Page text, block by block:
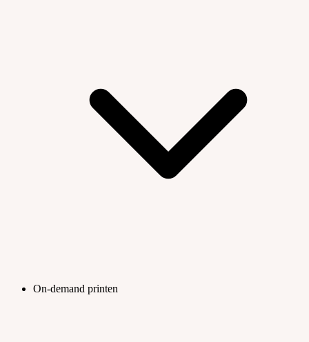
On-demand printen